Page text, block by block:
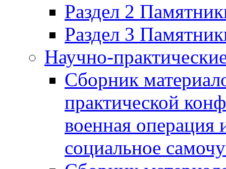
Раздел 2
Раздел 3
Научно-
Сборник
практической
военная операция
социальное